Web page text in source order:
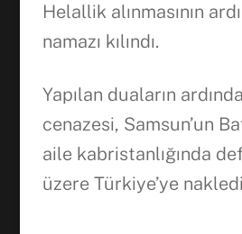
Helallik alınmasının
namazı kılındı.
Yapılan duaların
cenazesi, Samsun’un
aile kabristanlığında
üzere Türkiye’ye